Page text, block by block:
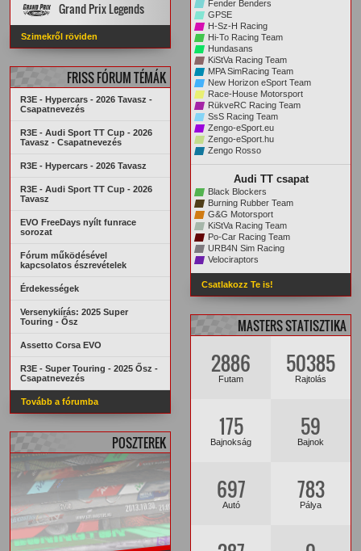
KREDITRENDSZER
PÁLYA REKORDOK
STATISZTIKÁK
ARCHÍVUM
Grand Prix Legends
Főoldal
Szimekről röviden
FRISS FÓRUM TÉMÁK
R3E - Hypercars - 2026 Tavasz -
Csapatnevezés
R3E - Audi Sport TT Cup - 2026
Tavasz - Csapatnevezés
R3E - Hypercars - 2026 Tavasz
R3E - Audi Sport TT Cup - 2026
Tavasz
EVO FreeDays nyílt funrace
sorozat
Fórum működésével
kapcsolatos észrevételek
Érdekességek
Versenykiírás: 2025 Super
Touring - Ősz
Assetto Corsa EVO
R3E - Super Touring - 2025 Ősz -
Csapatnevezés
Tovább a fórumba
POSZTEREK
Fender Benders
GPSE
H-Sz-H Racing
Hi-To Racing Team
Hundasans
KiStVa Racing Team
MPA SimRacing Team
New Horizon eSport Team
Race-House Motorsport
RükveRC Racing Team
SsS Racing Team
Zengo-eSport.eu
Zengo-eSport.hu
Zengo Rosso
Audi TT csapat
Black Blockers
Burning Rubber Team
G&G Motorsport
KiStVa Racing Team
Po-Car Racing Team
URB4N Sim Racing
Velociraptors
Csatlakozz Te is!
MASTERS STATISZTIKA
2886
Futam
50385
Rajtolás
175
Bajnokság
59
Bajnok
697
Autó
783
Pálya